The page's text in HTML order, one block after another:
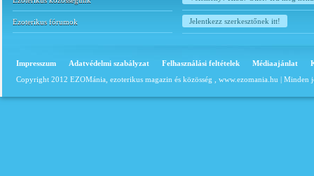
Ezoterikus fórumok Jelentkezz szerkesztőnek itt!
Impresszum Adatvédelmi szabályzat Felhasználási feltételek Médiaajánlat
Copyright 2012 EZOMánia, ezoterikus magazin és közösség , www.ezomania.hu | Minden